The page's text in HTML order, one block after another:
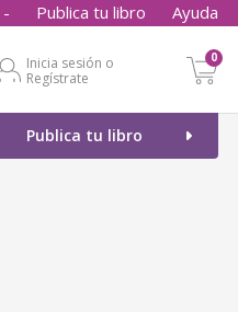
- Publica tu libro Ayuda
Inicia sesión o
Regístrate
0
Publica tu libro